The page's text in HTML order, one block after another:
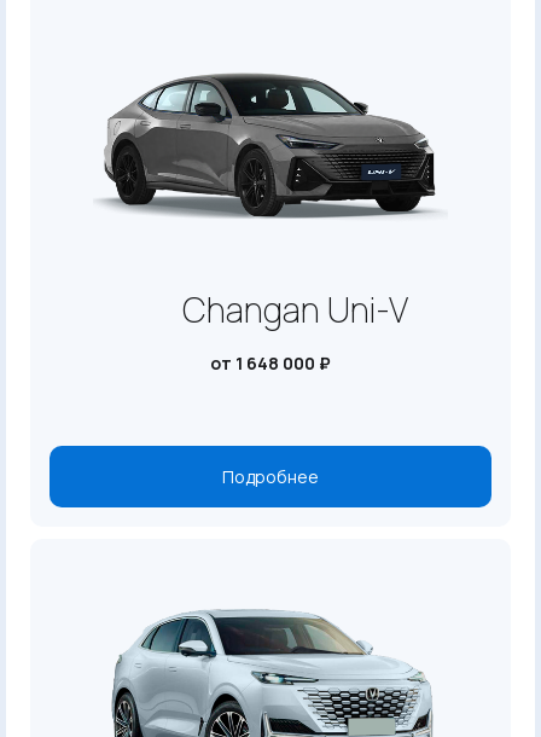
Changan Uni-V
от 1 648 000 ₽
Подробнее